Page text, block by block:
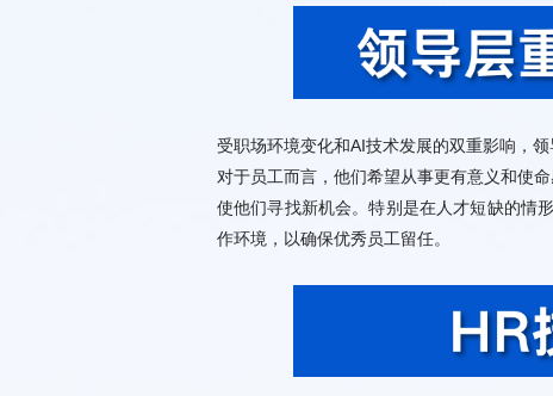
作环境，以确保优秀员工留任。